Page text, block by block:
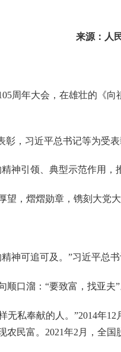
来源： 人
周年大会，在雄壮的《
彰，习近平总书记等为受
神引领、典型示范作用
望，熠熠勋章，镌刻大党
神可追可及。”习近平总
顺口溜： “要致富，找亚夫
无私奉献的人。”2014年
农民富。2021年2月，全